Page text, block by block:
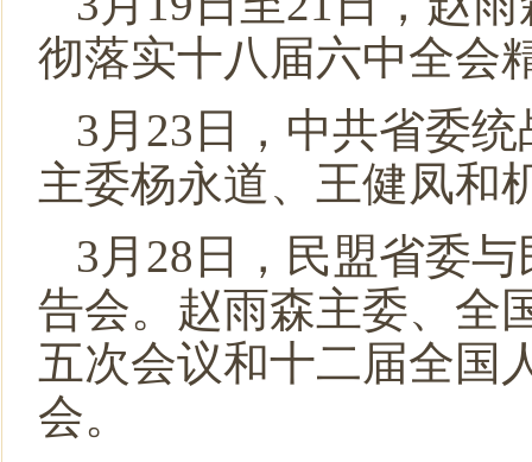
彻落实十八届六中全会
3月23日，中共省委
主委杨永道、王健凤和
3月28日，民盟省委
告会。赵雨森主委、全
五次会议和十二届全国
会。